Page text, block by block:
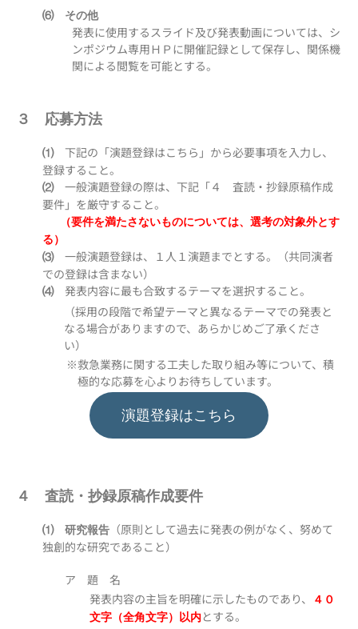
⑹ その他
発表に使用するスライド及び発表動画については、シ
ンポジウム専用ＨＰに開催記録として保存し、関係機
関による閲覧を可能とする。
３ 応募方法
⑴下記の「演題登録はこちら」から必要事項を入力し、
登録すること。
⑵一般演題登録の際は、下記「４ 査読・抄録原稿作成
要件」を厳守すること。
（要件を満たさないものについては、選考の対象外とす
る）
⑶一般演題登録は、１人１演題までとする。（共同演者
での登録は含まない）
⑷発表内容に最も合致するテーマを選択すること。
（採用の段階で希望テーマと異なるテーマでの発表と
なる場合がありますので、あらかじめご了承くださ
い）
※救急業務に関する工夫した取り組み等について、積
極的な応募を心よりお待ちしています。
演題登録はこちら
４ 査読・抄録原稿作成要件
⑴ 研究報告 （原則として過去に発表の例がなく、努めて
独創的な研究であること）
ア 題 名
発表内容の主旨を明確に示したものであり、
４０
文字（全角文字）以内とする。